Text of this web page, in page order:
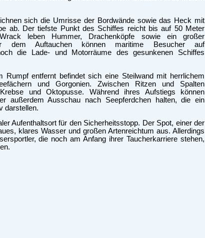
sich die Umrisse der Bordwände sowie das Heck mit
ab. Der tiefste Punkt des Schiffes reicht bis auf 50 Meter
leben Hummer, Drachenköpfe sowie ein großer
dem Auftauchen können maritime Besucher auf
die Lade- und Motorräume des gesunkenen Schiffes
Rumpf entfernt befindet sich eine Steilwand mit herrlichem
und Gorgonien. Zwischen Ritzen und Spalten
und Oktopusse. Während ihres Aufstiegs können
außerdem Ausschau nach Seepferdchen halten, die ein
darstellen.
Aufenthaltsort für den Sicherheitsstopp. Der Spot, einer der
klares Wasser und großen Artenreichtum aus. Allerdings
die noch am Anfang ihrer Taucherkarriere stehen,